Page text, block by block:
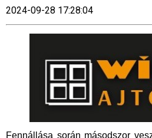
2024-09-28 17:28:04
Fennállása során másodszor